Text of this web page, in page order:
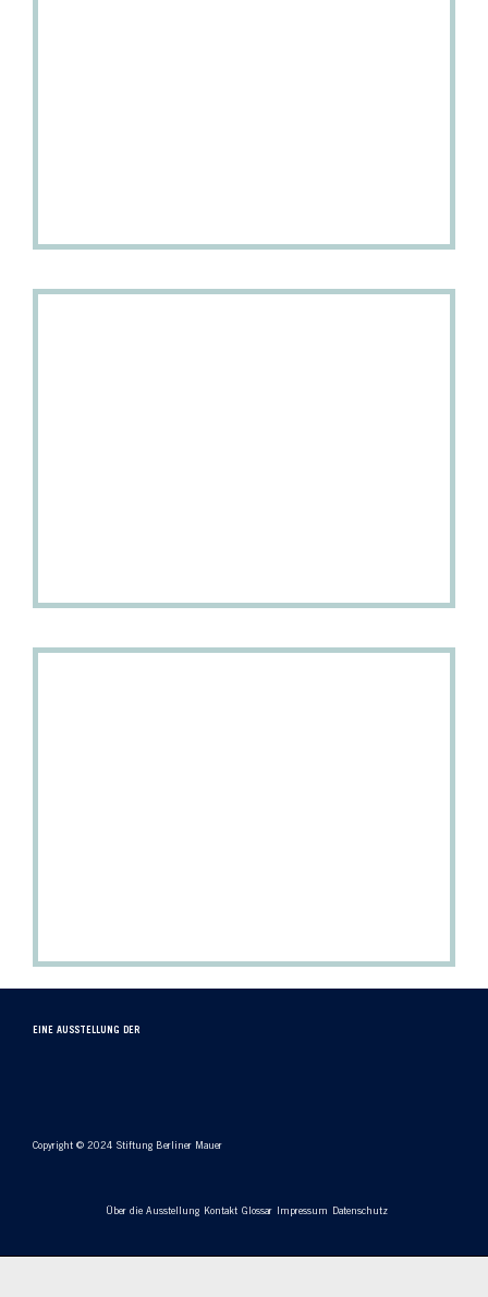
EINE AUSSTELLUNG DER
Copyright © 2024 Stiftung Berliner Mauer
Datenschutz
Impressum
Glossar
Kontakt
Über die Ausstellung